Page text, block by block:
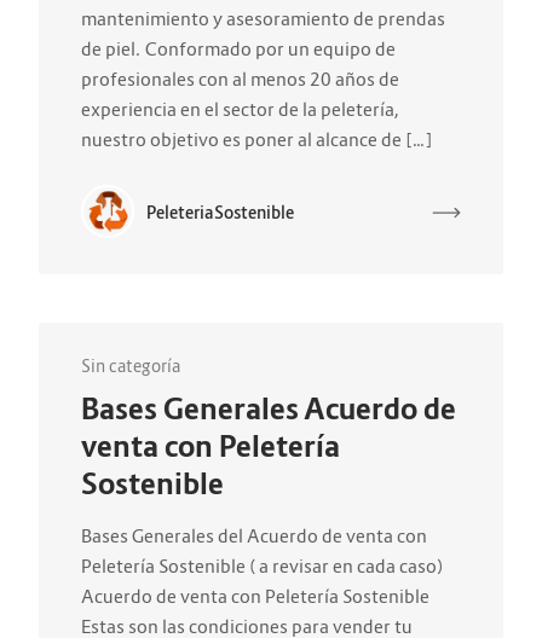
mantenimiento y asesoramiento de prendas
de piel. Conformado por un equipo de
profesionales con al menos 20 años de
experiencia en el sector de la peletería,
nuestro objetivo es poner al alcance de […]
PeleteriaSostenible
Sin categoría
Bases Generales Acuerdo de
venta con Peletería
Sostenible
Bases Generales del Acuerdo de venta con
Peletería Sostenible ( a revisar en cada caso)
Acuerdo de venta con Peletería Sostenible
Estas son las condiciones para vender tu